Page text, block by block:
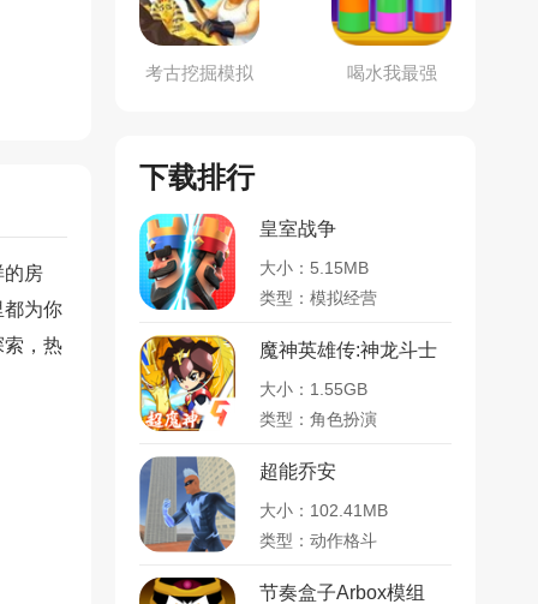
的房
都为你
索，热
考古挖掘模拟 喝水我最强
下载排行
皇室战争
大小：5.15MB
类型：模拟经营
魔神英雄传:神龙斗士
大小：1.55GB
类型：角色扮演
超能乔安
大小：102.41MB
类型：动作格斗
节奏盒子Arbox模组